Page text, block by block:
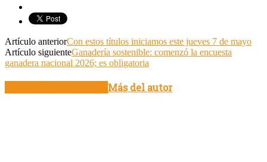
Artículo anteriorCon estos títulos iniciamos este jueves 7 de mayo
Artículo siguienteGanadería sostenible: comenzó la encuesta
ganadera nacional 2026; es obligatoria
Más del autor